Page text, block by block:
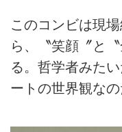
このコンビは現
ら、〝笑顔〞と
る。哲学者みた
ートの世界観なの